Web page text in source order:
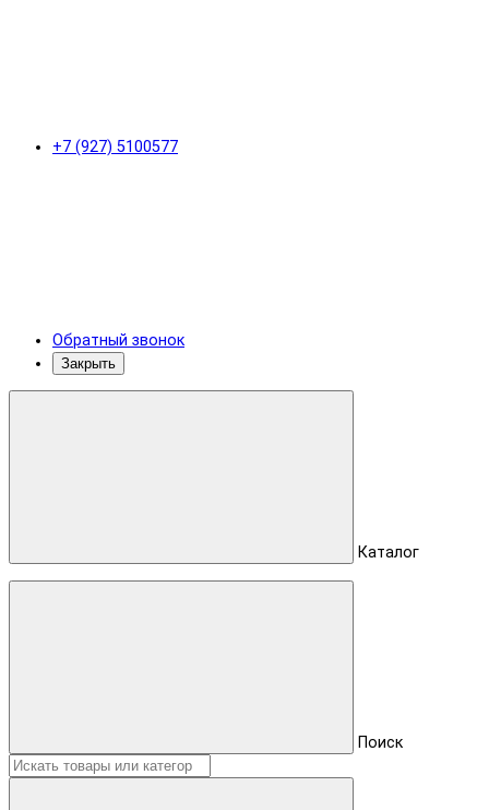
+7 (927) 5100577
Обратный звонок
Закрыть
Каталог
Поиск